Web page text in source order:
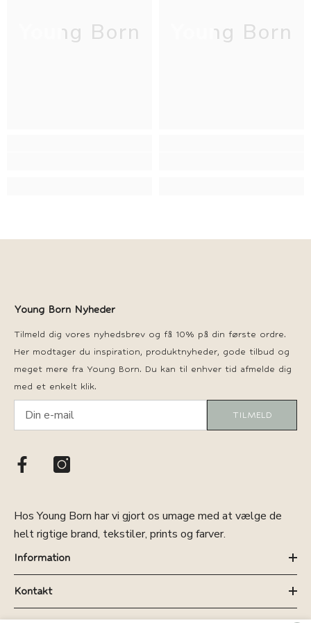
Young Born Young Born
Young Born Nyheder
Tilmeld dig vores nyhedsbrev og få 10% på din første ordre.
Her modtager du inspiration, produktnyheder, gode tilbud og
meget mere fra Young Born. Du kan til enhver tid afmelde dig
med et enkelt klik.
TILMELD
Hos Young Born har vi gjort os umage med at vælge de
helt rigtige brand, tekstiler, prints og farver.
Information
Kontakt